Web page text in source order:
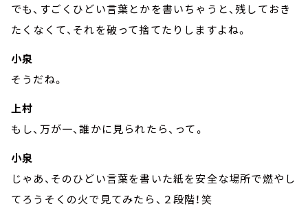
でも、すごくひどい言葉とかを書いちゃうと、残しておき
たくなくて、それを破って捨てたりしますよね。
小泉
そうだね。
上村
もし、万が一、誰かに見られたら、って。
小泉
じゃあ、そのひどい言葉を書いた紙を安全な場所で燃やし
てろうそくの火で見てみたら、２段階！笑